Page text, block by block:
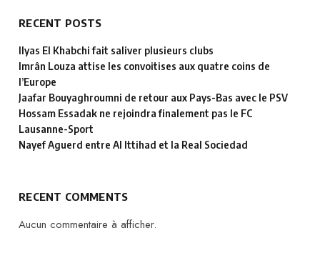
RECENT POSTS
Ilyas El Khabchi fait saliver plusieurs clubs
Imrân Louza attise les convoitises aux quatre coins de
l’Europe
Jaafar Bouyaghroumni de retour aux Pays-Bas avec le PSV
Hossam Essadak ne rejoindra finalement pas le FC
Lausanne-Sport
Nayef Aguerd entre Al Ittihad et la Real Sociedad
RECENT COMMENTS
Aucun commentaire à afficher.